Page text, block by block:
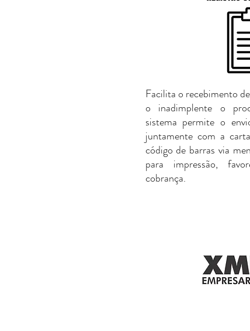
Facilita o recebimento
o inadimplente o
sistema permite o
juntamente com a
código de barras via
para impressão,
cobrança.